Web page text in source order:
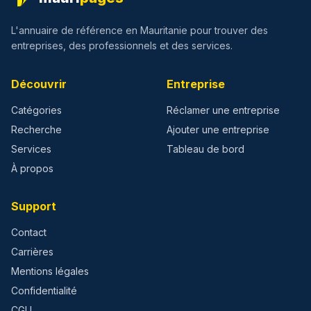
L'annuaire de référence en Mauritanie pour trouver des
entreprises, des professionnels et des services.
Découvrir
Catégories
Recherche
Services
À propos
Entreprise
Réclamer une entreprise
Ajouter une entreprise
Tableau de bord
Support
Contact
Carrières
Mentions légales
Confidentialité